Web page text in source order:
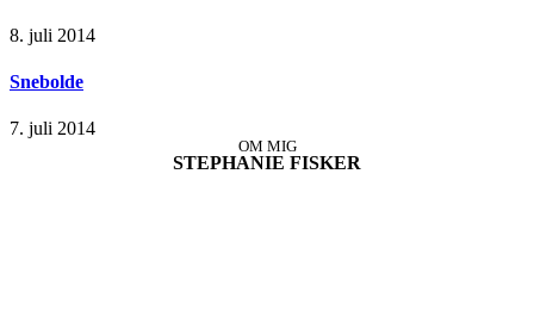
8. juli 2014
Snebolde
7. juli 2014
OM MIG
STEPHANIE FISKER